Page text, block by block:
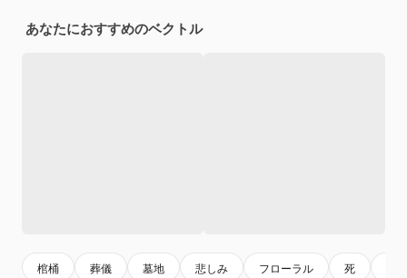
あなたにおすすめのベクトル
棺桶 葬儀 墓地 悲しみ フローラル 死